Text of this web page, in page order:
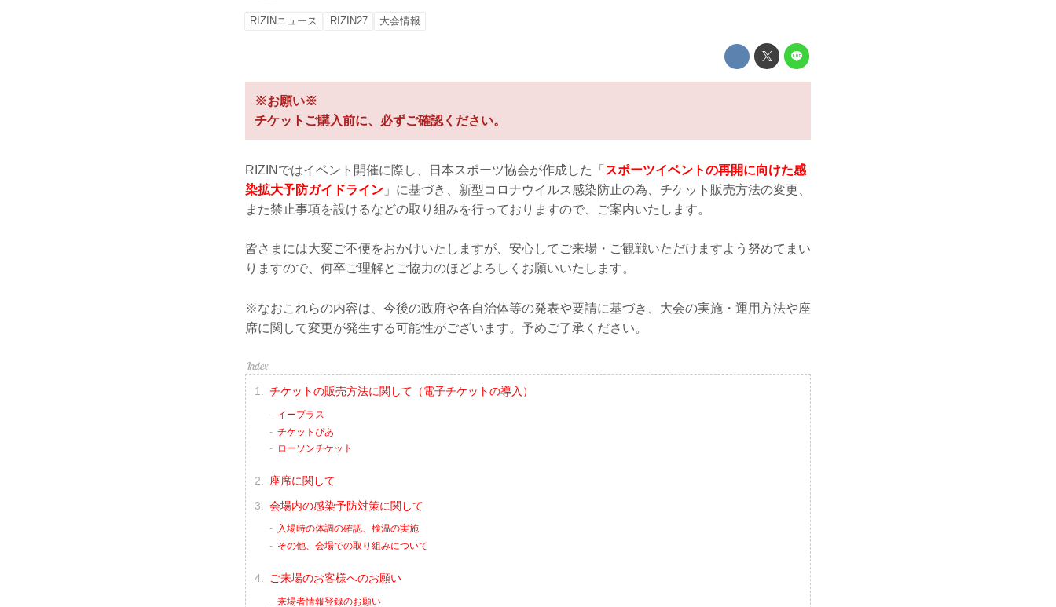
RIZINニュース RIZIN27 大会情報
※お願い※
チケットご購入前に、必ずご確認ください。
RIZINではイベント開催に際し、日本スポーツ協会が作成した「 スポーツイベントの再開に向けた感
染拡大予防ガイドライン 」に基づき、新型コロナウイルス感染防止の為、チケット販売方法の変更、
また禁止事項を設けるなどの取り組みを行っておりますので、ご案内いたします。
皆さまには大変ご不便をおかけいたしますが、安心してご来場・ご観戦いただけますよう努めてまい
りますので、何卒ご理解とご協力のほどよろしくお願いいたします。
※なおこれらの内容は、今後の政府や各自治体等の発表や要請に基づき、大会の実施・運用方法や座
席に関して変更が発生する可能性がございます。予めご了承ください。
チケットの販売方法に関して（電子チケットの導入）
イープラス
チケットぴあ
ローソンチケット
座席に関して
会場内の感染予防対策に関して
入場時の体調の確認、検温の実施
その他、会場での取り組みについて
ご来場のお客様へのお願い
来場者情報登録のお願い